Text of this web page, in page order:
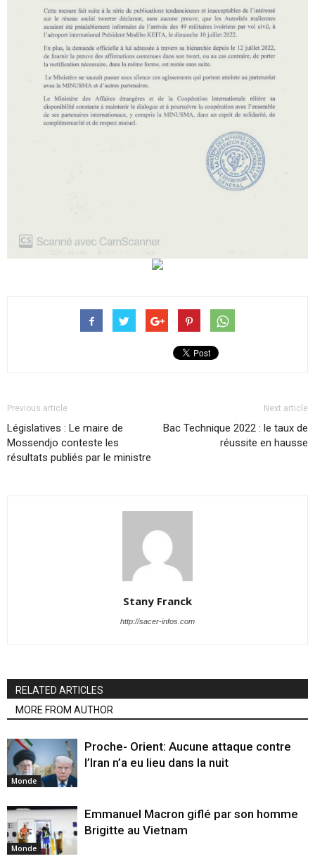
Previous article
Législatives : Le maire de
Mossendjo conteste les
résultats publiés par le ministre
Next article
Bac Technique 2022 : le taux de
réussite en hausse
Stany Franck
http://sacer-infos.com
RELATED ARTICLES
MORE FROM AUTHOR
Monde
Proche- Orient: Aucune attaque contre
l’Iran n’a eu lieu dans la nuit
Monde
Emmanuel Macron giflé par son homme
Brigitte au Vietnam